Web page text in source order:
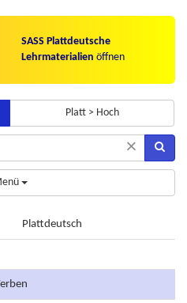
SASS Plattdeutsche
Lehrmaterialien öffnen
Platt > Hoch
×
Plattdeutsch